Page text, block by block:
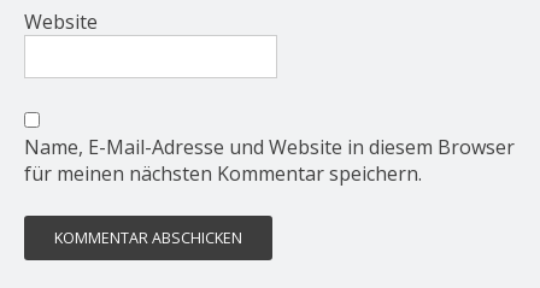
Website
Name, E-Mail-Adresse und Website in diesem Browser
für meinen nächsten Kommentar speichern.